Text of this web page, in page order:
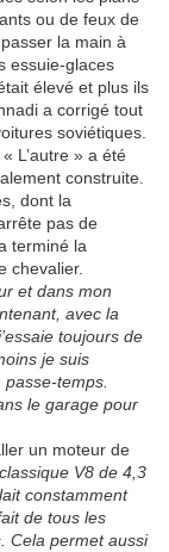
ou de feux de
la main à
essuie-glaces
élevé et plus ils
a corrigé tout
soviétiques.
L’autre » a été
construite.
dont la
pas de
terminé la
chevalier.
et dans mon
avec la
toujours de
je suis
temps.
le garage pour
un moteur de
V8 de 4,3
constamment
de tous les
Cela permet aussi